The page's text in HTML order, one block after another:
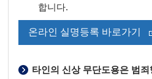
합니다.
온라인 실명등록 바로가기
타인의 신상 무단도용은 범죄